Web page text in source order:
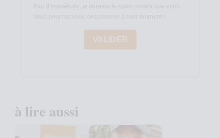
VALIDER
à lire aussi